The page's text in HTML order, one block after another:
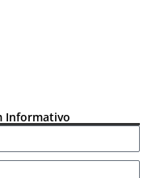
Informativo